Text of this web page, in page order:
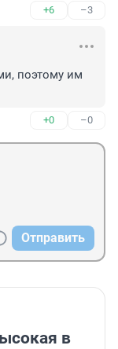
+6 –3
поэтому им
+0 –0
Отправить
в